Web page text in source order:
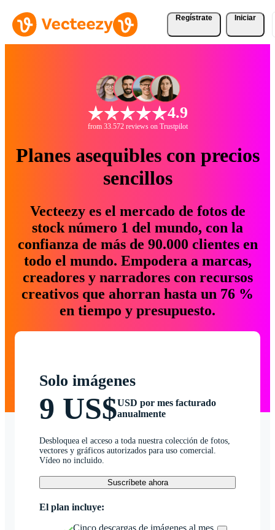
Regístrate Iniciar
4.9
from 33.572 reviews on Trustpilot
Planes asequibles con precios
sencillos
Vecteezy es el mercado de fotos de
stock número 1 del mundo, con la
confianza de más de 90.000 clientes en
todo el mundo. Empodera a marcas,
creadores y narradores con recursos
creativos que ahorran hasta un 76 %
en tiempo y presupuesto.
Solo imágenes
9 US$USD por mes facturado
anualmente
Desbloquea el acceso a toda nuestra colección de fotos,
vectores y gráficos autorizados para uso comercial.
Vídeo no incluido.
Suscríbete ahora
El plan incluye:
Cinco descargas de imágenes al mes